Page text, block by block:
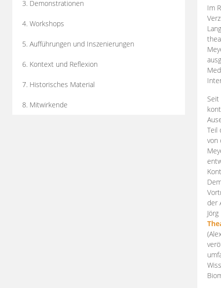
3. Demonstrationen
4. Workshops
5. Aufführungen und Inszenierungen
6. Kontext und Reflexion
7. Historisches Material
8. Mitwirkende
Im
Teil
von
der